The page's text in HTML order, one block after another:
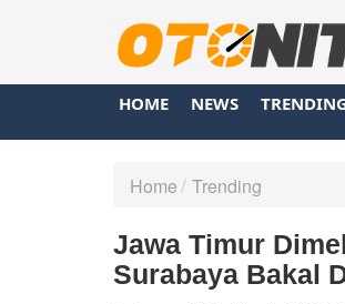
HOME NEWS
Home Trending
Jawa Timur
Surabaya Bakal